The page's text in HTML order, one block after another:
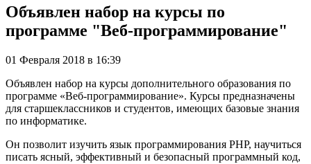
Объявлен набор на курсы по
программе "Веб-программирование"
01 Февраля 2018 в 16:39
Объявлен набор на курсы дополнительного образования по
программе «Веб-программирование». Курсы предназначены
для старшеклассников и студентов, имеющих базовые знания
по информатике.
Он позволит изучить язык программирования PHP, научиться
писать ясный, эффективный и безопасный программный код,